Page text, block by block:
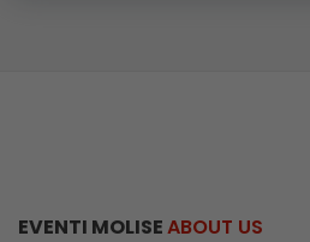
EVENTI MOLISEABOUT US